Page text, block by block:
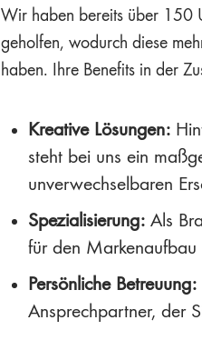
Wir haben bereits über 150
geholfen, wodurch diese
haben. Ihre Benefits in der
Kreative Lösungen:
steht bei uns ein
unverwechselbaren
Spezialisierung: Als
für den Markenaufbau
Persönliche Betreuung:
Ansprechpartner, der